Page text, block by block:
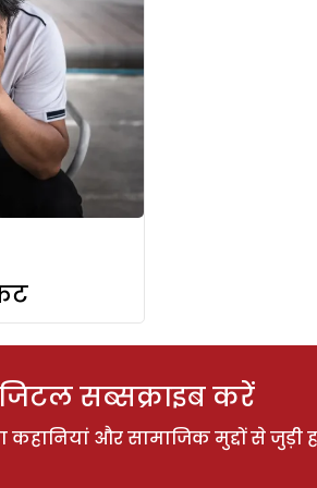
सब्सक्राइब करें
कहानियां और सामाजिक मुद्दों से